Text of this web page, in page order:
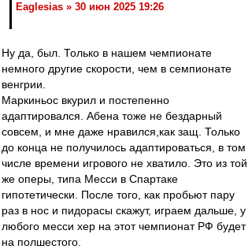
Eaglesias » 30 июн 2025 19:26
Ну да, был. Только в нашем чемпионате
немного другие скорости, чем в семпионате
венгрии.
Маркиньос вкурил и постепенно
адаптировался. Абена тоже не бездарный
совсем, и мне даже нравился,как защ. Только
до конца не получилось адаптироваться, в том
числе времени игрового не хватило. Это из той
же оперы, типа Месси в Спартаке
гипотетически. После того, как пробьют пару
раз в нос и пидорасы скажут, играем дальше, у
любого месси хер на этот чемпионат РФ будет
на полшестого.